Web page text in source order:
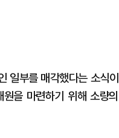
일부를 매각했다는 소식이
을 마련하기 위해 소량의